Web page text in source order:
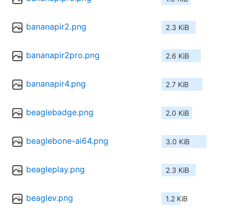
bananapir2.png 2.3 KiB
bananapir2pro.png 2.6 KiB
bananapir4.png 2.7 KiB
beaglebadge.png 2.0 KiB
beaglebone-ai64.png 3.0 KiB
beagleplay.png 2.3 KiB
beaglev.png 1.2 KiB